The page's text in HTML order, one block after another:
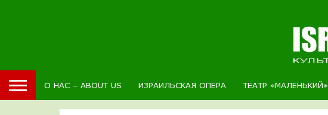
О НАС – ABOUT US ИЗРАИЛЬСКАЯ ОПЕРА ТЕАТР «МАЛЕНЬКИЙ»